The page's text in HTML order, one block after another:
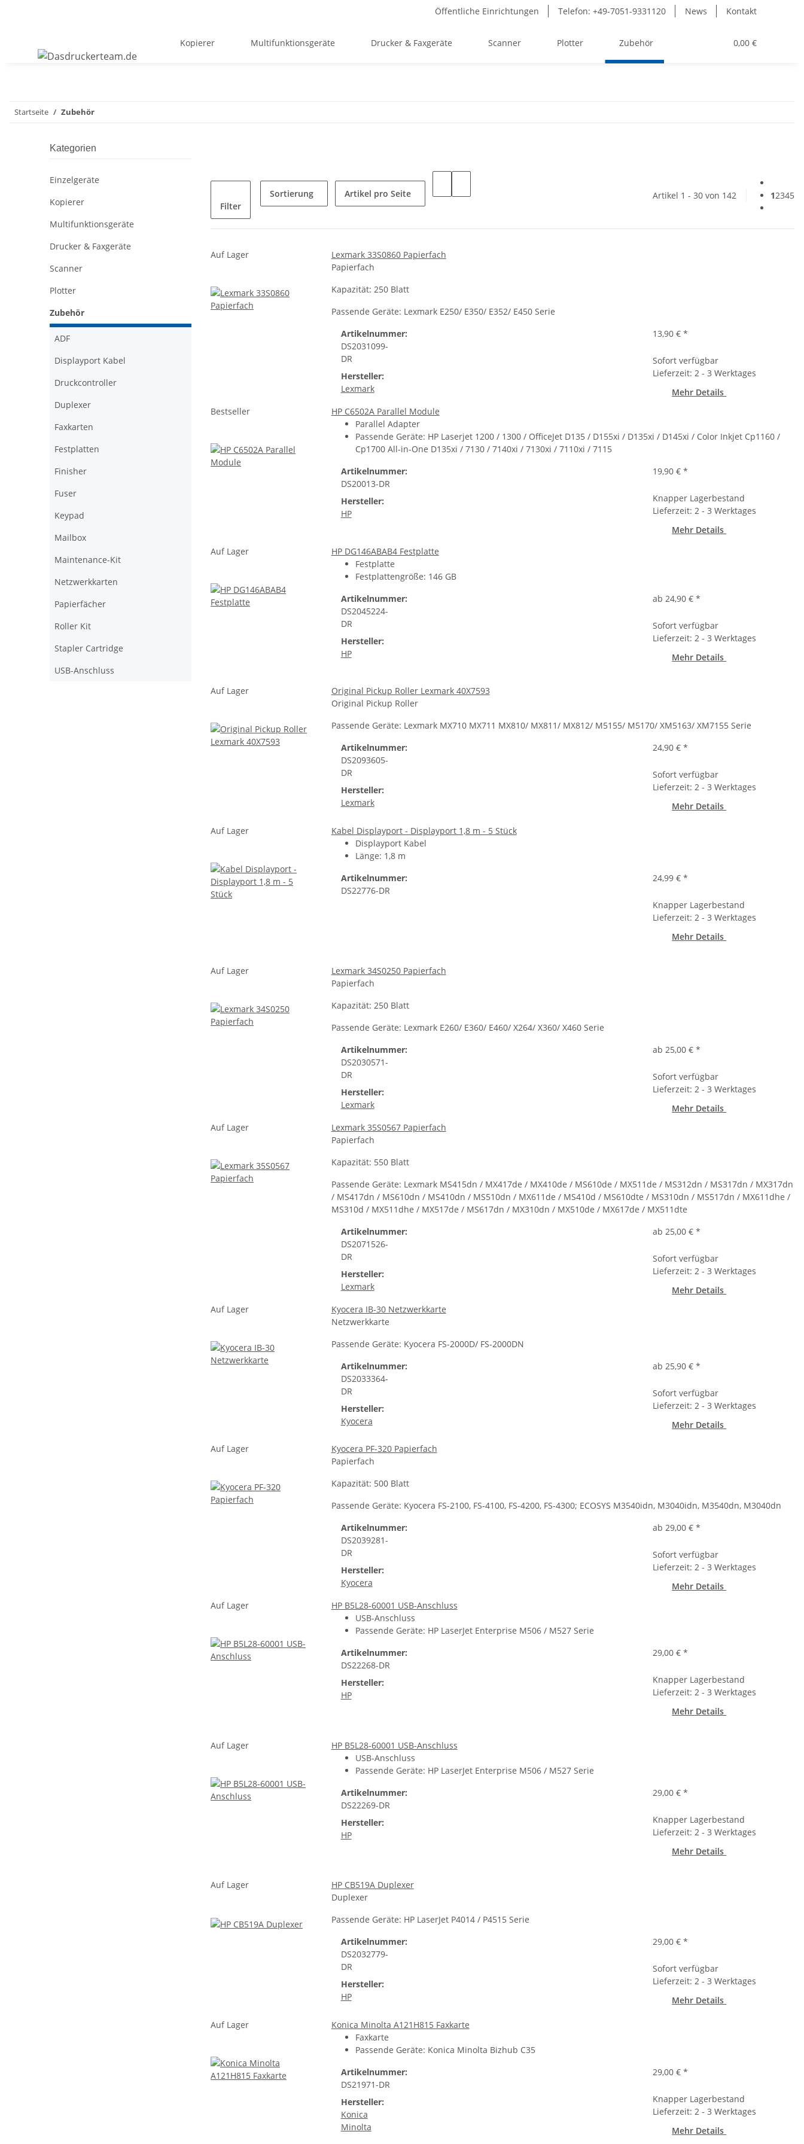
Öffentliche Einrichtungen Telefon: +49-7051-9331120 News Kontakt
0,00 €
Kopierer Multifunktionsgeräte Drucker & Faxgeräte Scanner Plotter Zubehör
Startseite Zubehör
Filter
Sortierung Artikel pro Seite Artikel 1 - 30 von 142 12345
Auf Lager
Lexmark 33S0860 Papierfach
Papierfach
Kapazität: 250 Blatt
Passende Geräte: Lexmark E250/ E350/ E352/ E450 Serie
Artikelnummer:
DS2031099-
DR
Hersteller:
Lexmark
13,90 €*
Sofort verfügbar
Lieferzeit: 2 - 3 Werktages
Mehr Details
Bestseller
HP C6502A Parallel Module
Parallel Adapter
Passende Geräte: HP Laserjet 1200 / 1300 / OfficeJet D135 / D155xi / D135xi / D145xi / Color Inkjet Cp1160 /
Cp1700 All-in-One D135xi / 7130 / 7140xi / 7130xi / 7110xi / 7115
Artikelnummer:
DS20013-DR
Hersteller:
HP
19,90 €*
Knapper Lagerbestand
Lieferzeit: 2 - 3 Werktages
Mehr Details
Auf Lager
HP DG146ABAB4 Festplatte
Festplatte
Festplattengröße: 146 GB
Artikelnummer:
DS2045224-
DR
Hersteller:
HP
ab 24,90 €*
Sofort verfügbar
Lieferzeit: 2 - 3 Werktages
Mehr Details
Auf Lager
Original Pickup Roller Lexmark 40X7593
Original Pickup Roller
Passende Geräte: Lexmark MX710 MX711 MX810/ MX811/ MX812/ M5155/ M5170/ XM5163/ XM7155 Serie
Artikelnummer:
DS2093605-
DR
Hersteller:
Lexmark
24,90 €*
Sofort verfügbar
Lieferzeit: 2 - 3 Werktages
Mehr Details
Auf Lager
Kabel Displayport - Displayport 1,8 m - 5 Stück
Displayport Kabel
Länge: 1,8 m
Artikelnummer:
DS22776-DR
24,99 €*
Knapper Lagerbestand
Lieferzeit: 2 - 3 Werktages
Mehr Details
Auf Lager
Lexmark 34S0250 Papierfach
Papierfach
Kapazität: 250 Blatt
Passende Geräte: Lexmark E260/ E360/ E460/ X264/ X360/ X460 Serie
Artikelnummer:
DS2030571-
DR
Hersteller:
Lexmark
ab 25,00 €*
Sofort verfügbar
Lieferzeit: 2 - 3 Werktages
Mehr Details
Auf Lager
Lexmark 35S0567 Papierfach
Papierfach
Kapazität: 550 Blatt
Passende Geräte: Lexmark MS415dn / MX417de / MX410de / MS610de / MX511de / MS312dn / MS317dn / MX317dn
/ MS417dn / MS610dn / MS410dn / MS510dn / MX611de / MS410d / MS610dte / MS310dn / MS517dn / MX611dhe /
MS310d / MX511dhe / MX517de / MS617dn / MX310dn / MX510de / MX617de / MX511dte
Artikelnummer:
DS2071526-
DR
Hersteller:
Lexmark
ab 25,00 €*
Sofort verfügbar
Lieferzeit: 2 - 3 Werktages
Mehr Details
Auf Lager
Kyocera IB-30 Netzwerkkarte
Netzwerkkarte
Passende Geräte: Kyocera FS-2000D/ FS-2000DN
Artikelnummer:
DS2033364-
DR
Hersteller:
Kyocera
ab 25,90 €*
Sofort verfügbar
Lieferzeit: 2 - 3 Werktages
Mehr Details
Auf Lager
Kyocera PF-320 Papierfach
Papierfach
Kapazität: 500 Blatt
Passende Geräte: Kyocera FS-2100, FS-4100, FS-4200, FS-4300; ECOSYS M3540idn, M3040idn, M3540dn, M3040dn
Artikelnummer:
DS2039281-
DR
Hersteller:
Kyocera
ab 29,00 €*
Sofort verfügbar
Lieferzeit: 2 - 3 Werktages
Mehr Details
Auf Lager
HP B5L28-60001 USB-Anschluss
USB-Anschluss
Passende Geräte: HP LaserJet Enterprise M506 / M527 Serie
Artikelnummer:
DS22268-DR
Hersteller:
HP
29,00 €*
Knapper Lagerbestand
Lieferzeit: 2 - 3 Werktages
Mehr Details
Auf Lager
HP B5L28-60001 USB-Anschluss
USB-Anschluss
Passende Geräte: HP LaserJet Enterprise M506 / M527 Serie
Artikelnummer:
DS22269-DR
Hersteller:
HP
29,00 €*
Knapper Lagerbestand
Lieferzeit: 2 - 3 Werktages
Mehr Details
Auf Lager
HP CB519A Duplexer
Duplexer
Passende Geräte: HP LaserJet P4014 / P4515 Serie
Artikelnummer:
DS2032779-
DR
Hersteller:
HP
29,00 €*
Sofort verfügbar
Lieferzeit: 2 - 3 Werktages
Mehr Details
Auf Lager
Konica Minolta A121H815 Faxkarte
Faxkarte
Passende Geräte: Konica Minolta Bizhub C35
Artikelnummer:
DS21971-DR
Hersteller:
Konica
Minolta
29,00 €*
Knapper Lagerbestand
Lieferzeit: 2 - 3 Werktages
Mehr Details
Kategorien
Einzelgeräte
Kopierer
Multifunktionsgeräte
Drucker & Faxgeräte
Scanner
Plotter
Zubehör
ADF
Displayport Kabel
Druckcontroller
Duplexer
Faxkarten
Festplatten
Finisher
Fuser
Keypad
Mailbox
Maintenance-Kit
Netzwerkkarten
Papierfächer
Roller Kit
Stapler Cartridge
USB-Anschluss